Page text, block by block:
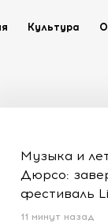
Культура
Музыка и
Дюрсо:
фестиваль
11 минут назад